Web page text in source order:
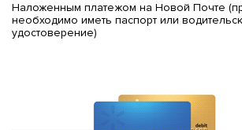
Наложенным платежом на Новой Почте
необходимо иметь паспорт или
удостоверение)